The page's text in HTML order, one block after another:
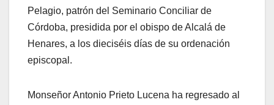
Pelagio, patrón del Seminario Conciliar de
Córdoba, presidida por el obispo de Alcalá de
Henares, a los dieciséis días de su ordenación
episcopal.
Monseñor Antonio Prieto Lucena ha regresado al